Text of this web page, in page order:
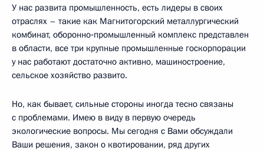
У нас развита промышленность, есть лидеры в своих
отраслях – такие как Магнитогорский металлургический
комбинат, оборонно‑промышленный комплекс представлен
в области, все три крупные промышленные госкорпорации
у нас работают достаточно активно, машиностроение,
сельское хозяйство развито.
Но, как бывает, сильные стороны иногда тесно связаны
с проблемами. Имею в виду в первую очередь
экологические вопросы. Мы сегодня с Вами обсуждали
Ваши решения, закон о квотировании, ряд других